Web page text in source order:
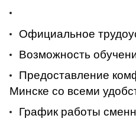
Официальное
Возможность
Предоставление
Минске со всеми
График работы